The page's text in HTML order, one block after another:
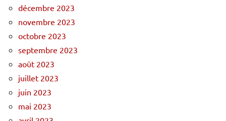
décembre 2023
novembre 2023
octobre 2023
septembre 2023
août 2023
juillet 2023
juin 2023
mai 2023